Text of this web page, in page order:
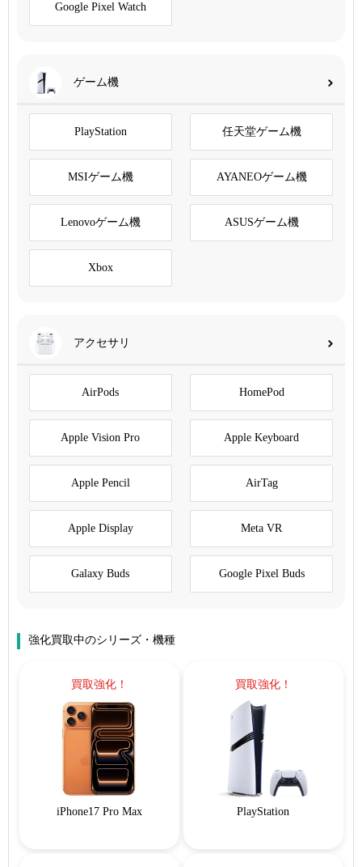
Google Pixel Watch
ゲーム機
PlayStation 任天堂ゲーム機
MSIゲーム機 AYANEOゲーム機
Lenovoゲーム機 ASUSゲーム機
Xbox
アクセサリ
AirPods HomePod
Apple Vision Pro Apple Keyboard
Apple Pencil AirTag
Apple Display Meta VR
Galaxy Buds Google Pixel Buds
強化買取中のシリーズ・機種
買取強化！
iPhone17 Pro Max
買取強化！
PlayStation